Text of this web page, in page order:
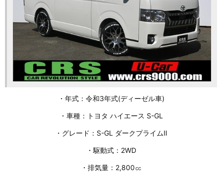
・年式：令和3年式(ディーゼル車)
・車種：トヨタ ハイエース S-GL
・グレード：S-GL ダークプライムⅡ
・駆動式：2WD
・排気量：2,800㏄